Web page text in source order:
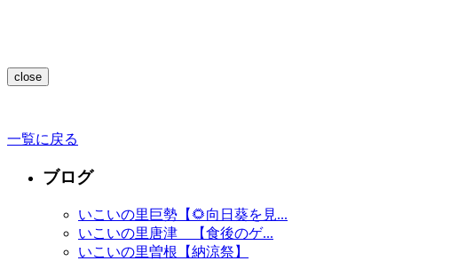
close
一覧に戻る
ブログ
いこいの里巨勢【🌻向日葵を見...
いこいの里唐津 【食後のゲ...
いこいの里曽根【納涼祭】